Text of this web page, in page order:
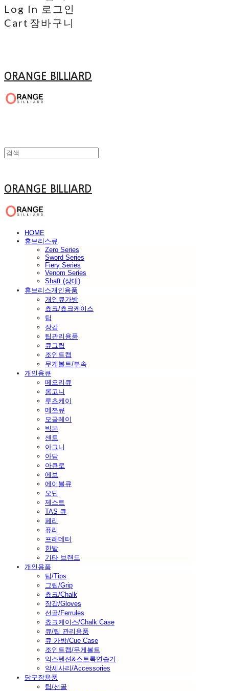
Log In 로그인
Cart 장바구니
ORANGE BILLIARD
ORANGE BILLIARD
HOME
휴브리스큐
Zero Series
Sword Series
Fiery Series
Venom Series
Shaft (상대)
휴브리스개인용품
개인큐가방
쵸크/쵸크케이스
팁
장갑
팁관리용품
큐그립
조인트캡
무게볼트/부속
개인용큐
떼오리큐
롱고니
루츠케이
메쯔큐
모글레이
빅본
센토
아그니
아담
아큐로
에보
에이블큐
오딘
제스트
TAS 큐
페리
퓨리
프레데터
한밭
기타 브랜드
개인용품
팁/Tips
그립/Grip
쵸크/Chalk
장갑/Gloves
선골/Ferrules
쵸크케이스/Chalk Case
큐/팁 관리용품
큐 가방/Cue Case
조인트캡/무게볼트
익스텐션&스트록연습기
악세사리/Accessories
당구장용품
팁/선골